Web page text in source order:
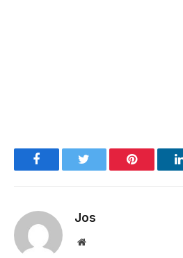
Facebook Pinterest
Jos
Website